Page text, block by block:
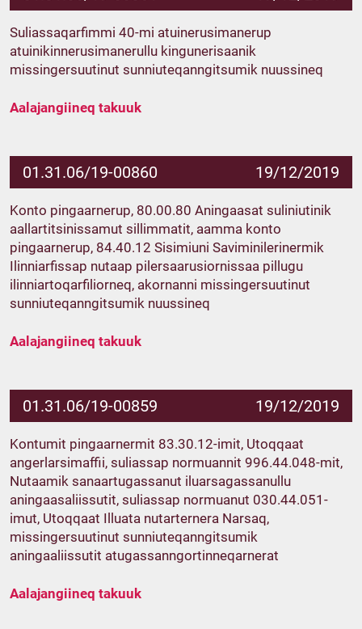
Suliassaqarfimmi 40-mi atuinerusimanerup
atuinikinnerusimanerullu kingunerisaanik
missingersuutinut sunniuteqanngitsumik nuussineq
Aalajangiineq takuuk
01.31.06/19-00860 19/12/2019
Konto pingaarnerup, 80.00.80 Aningaasat suliniutinik
aallartitsinissamut sillimmatit, aamma konto
pingaarnerup, 84.40.12 Sisimiuni Saviminilerinermik
Ilinniarfissap nutaap pilersaarusiornissaa pillugu
ilinniartoqarfiliorneq, akornanni missingersuutinut
sunniuteqanngitsumik nuussineq
Aalajangiineq takuuk
01.31.06/19-00859 19/12/2019
Kontumit pingaarnermit 83.30.12-imit, Utoqqaat
angerlarsimaffii, suliassap normuannit 996.44.048-mit,
Nutaamik sanaartugassanut iluarsagassanullu
aningaasaliissutit, suliassap normuanut 030.44.051-
imut, Utoqqaat Illuata nutarternera Narsaq,
missingersuutinut sunniuteqanngitsumik
aningaaliissutit atugassanngortinneqarnerat
Aalajangiineq takuuk